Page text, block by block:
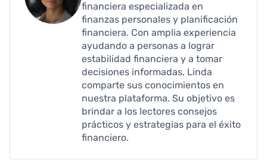
financiera especializada en
finanzas personales y planificación
financiera. Con amplia experiencia
ayudando a personas a lograr
estabilidad financiera y a tomar
decisiones informadas, Linda
comparte sus conocimientos en
nuestra plataforma. Su objetivo es
brindar a los lectores consejos
prácticos y estrategias para el éxito
financiero.